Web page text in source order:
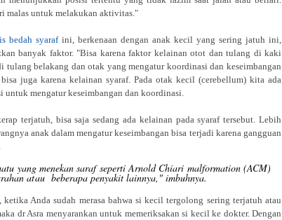
malas untuk melakukan aktivitas."
bedah syarafini, berkenaan dengan anak kecil yang sering jatuh ini,
banyak faktor. "Bisa karena faktor kelainan otot dan tulang di kaki
tulang belakang dan otak yang mengatur koordinasi dan keseimbangan
juga karena kelainan syaraf. Pada otak kecil (cerebellum) kita ada
untuk mengatur keseimbangan dan koordinasi.
terjatuh, bisa saja sedang ada kelainan pada syaraf tersebut. Lebih
anak dalam mengatur keseimbangan bisa terjadi karena gangguan
yang menekan saraf seperti Arnold Chiari malformation (ACM)
atau beberapa penyakit lainnya," imbuhnya.
ketika Anda sudah merasa bahwa si kecil tergolong sering terjatuh atau
dr Asra menyarankan untuk memeriksakan si kecil ke dokter. Dengan